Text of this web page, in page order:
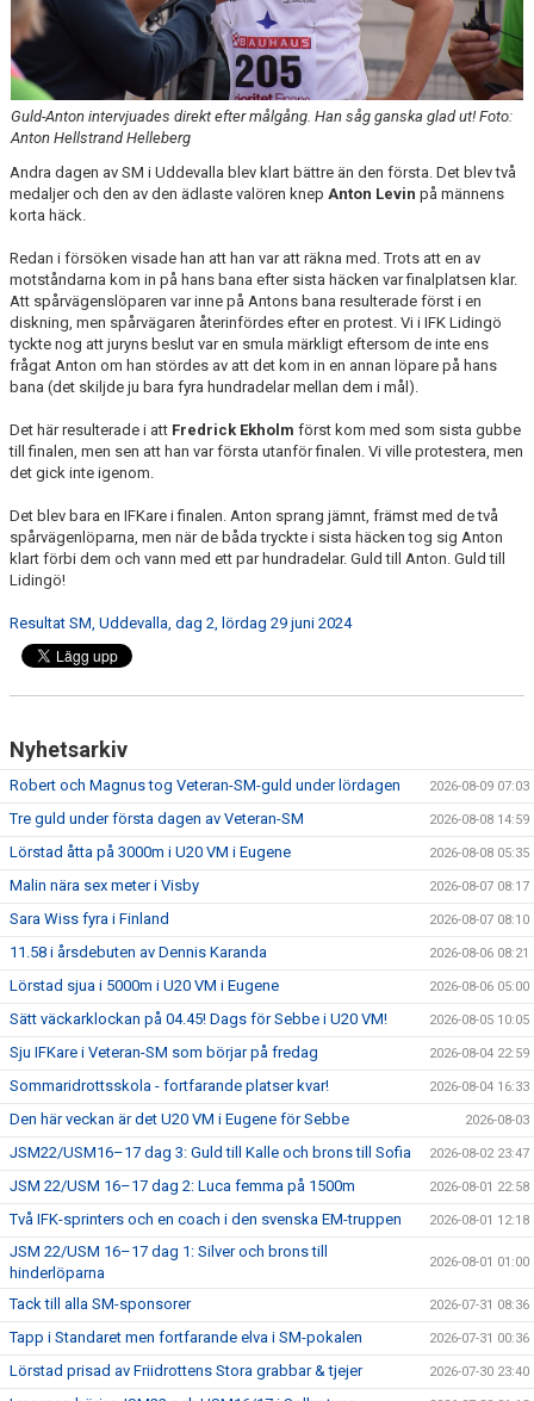
Guld-Anton intervjuades direkt efter målgång. Han såg ganska glad ut! Foto:
Anton Hellstrand Helleberg
Andra dagen av SM i Uddevalla blev klart bättre än den första. Det blev två
medaljer och den av den ädlaste valören knep Anton Levin på männens
korta häck.
Redan i försöken visade han att han var att räkna med. Trots att en av
motståndarna kom in på hans bana efter sista häcken var finalplatsen klar.
Att spårvägenslöparen var inne på Antons bana resulterade först i en
diskning, men spårvägaren återinfördes efter en protest. Vi i IFK Lidingö
tyckte nog att juryns beslut var en smula märkligt eftersom de inte ens
frågat Anton om han stördes av att det kom in en annan löpare på hans
bana (det skiljde ju bara fyra hundradelar mellan dem i mål).
Det här resulterade i att Fredrick Ekholm först kom med som sista gubbe
till finalen, men sen att han var första utanför finalen. Vi ville protestera, men
det gick inte igenom.
Det blev bara en IFKare i finalen. Anton sprang jämnt, främst med de två
spårvägenlöparna, men när de båda tryckte i sista häcken tog sig Anton
klart förbi dem och vann med ett par hundradelar. Guld till Anton. Guld till
Lidingö!
Resultat SM, Uddevalla, dag 2, lördag 29 juni 2024
Nyhetsarkiv
Robert och Magnus tog Veteran-SM-guld under lördagen 2026-08-09 07:03
Tre guld under första dagen av Veteran-SM 2026-08-08 14:59
Lörstad åtta på 3000m i U20 VM i Eugene 2026-08-08 05:35
Malin nära sex meter i Visby 2026-08-07 08:17
Sara Wiss fyra i Finland 2026-08-07 08:10
11.58 i årsdebuten av Dennis Karanda 2026-08-06 08:21
Lörstad sjua i 5000m i U20 VM i Eugene 2026-08-06 05:00
Sätt väckarklockan på 04.45! Dags för Sebbe i U20 VM! 2026-08-05 10:05
Sju IFKare i Veteran-SM som börjar på fredag 2026-08-04 22:59
Sommaridrottsskola - fortfarande platser kvar! 2026-08-04 16:33
Den här veckan är det U20 VM i Eugene för Sebbe 2026-08-03
JSM22/USM16–17 dag 3: Guld till Kalle och brons till Sofia 2026-08-02 23:47
JSM 22/USM 16–17 dag 2: Luca femma på 1500m 2026-08-01 22:58
Två IFK-sprinters och en coach i den svenska EM-truppen 2026-08-01 12:18
JSM 22/USM 16–17 dag 1: Silver och brons till
hinderlöparna
2026-08-01 01:00
Tack till alla SM-sponsorer 2026-07-31 08:36
Tapp i Standaret men fortfarande elva i SM-pokalen 2026-07-31 00:36
Lörstad prisad av Friidrottens Stora grabbar & tjejer 2026-07-30 23:40